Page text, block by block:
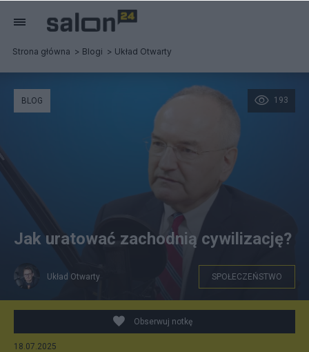
Strona główna Blogi Układ Otwarty
193
BLOG
Jak uratować zachodnią cywilizację?
Układ Otwarty SPOŁECZEŃSTWO
Obserwuj notkę
18.07.2025